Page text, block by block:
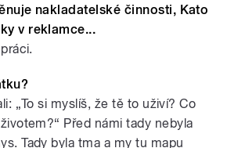
nakladatelské činnosti, Kato
v reklamce...
„To si myslíš, že tě to uživí? Co
Před námi tady nebyla
Tady byla tma a my tu mapu